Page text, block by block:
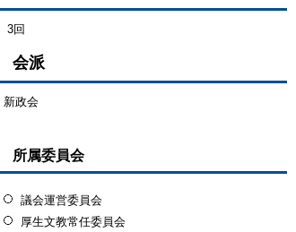
3回
会派
新政会
所属委員会
議会運営委員会
厚生文教常任委員会